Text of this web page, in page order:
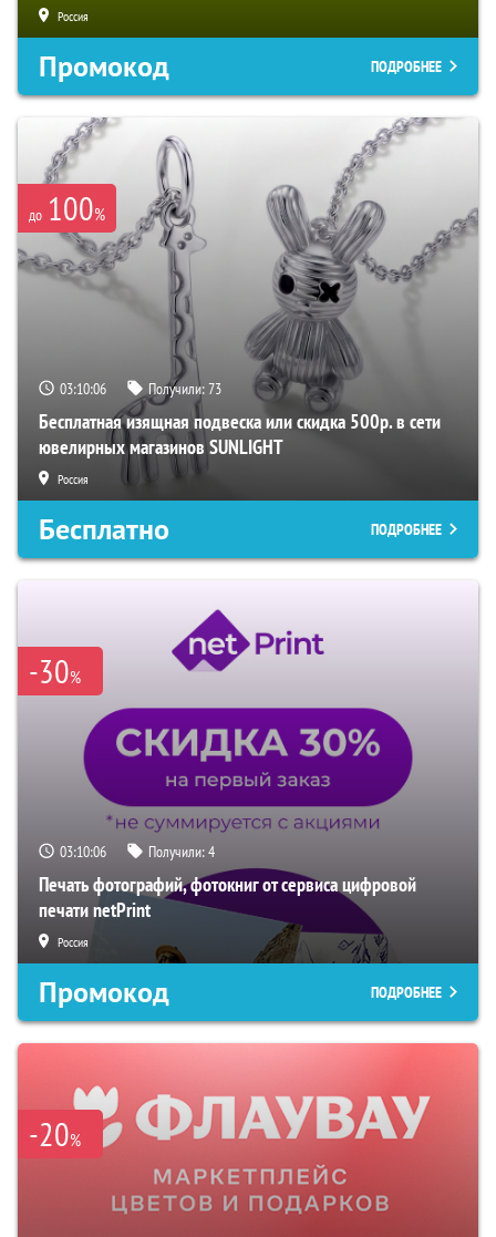
Россия
Промокод ПОДРОБНЕЕ
до 100%
03:10:05 Получили:73
Бесплатная изящная подвеска или скидка 500р. в сети
ювелирных магазинов SUNLIGHT
Россия
Бесплатно ПОДРОБНЕЕ
-30%
03:10:05 Получили:4
Печать фотографий, фотокниг от сервиса цифровой
печати netPrint
Россия
Промокод ПОДРОБНЕЕ
-20%